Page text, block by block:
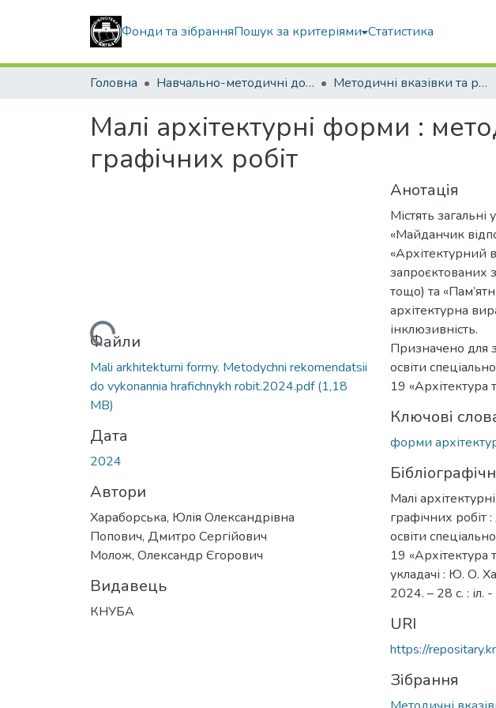
Фонди та зібранняПошук за критеріями Статистика
Головна Навчально-методичні документи Методичні вказівки та рекомендації
Малі архітектурні форми :
графічних робіт
Вантажиться...
Файли
Mali arkhitekturni formy. Metodychni rekomendatsii
do vykonannia hrafichnykh robit.2024.pdf(1,18
MB)
Дата
2024
Автори
Хараборська, Юлія Олександрівна
Попович, Дмитро Сергійович
Молож, Олександр Єгорович
Видавець
КНУБА
Анотація
Містять
«Майданчик
«Архітектурний
запроєктованих
тощо) та
архітектурна
інклюзивність.
Призначено для
освіти
19 «Архітектура
Ключові
форми
Малі
графічних робіт
освіти
19 «Архітектура
укладачі : Ю. О.
2024. – 28 с. : іл.
URI
https://
Зібрання